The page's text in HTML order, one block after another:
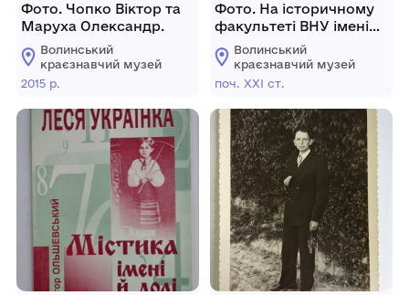
Фото. Чопко Віктор та
Маруха Олександр.
Волинський
краєзнавчий музей
2015 р.
Фото. На історичному
факультеті ВНУ імені
Лесі Українки
Волинський
краєзнавчий музей
поч. XXI ст.